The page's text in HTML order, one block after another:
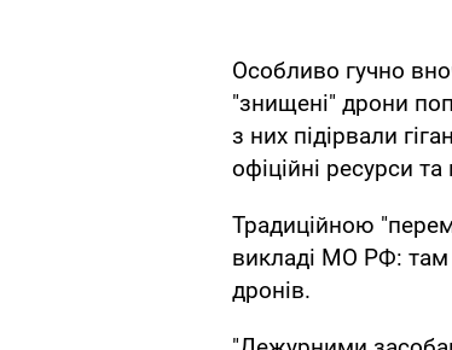
Особливо гучно
"знищені" дрони
з них підірвали
офіційні ресурси та
Традиційною
викладі МО РФ: там
дронів.